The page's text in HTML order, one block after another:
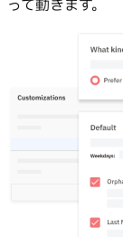
って動きます。